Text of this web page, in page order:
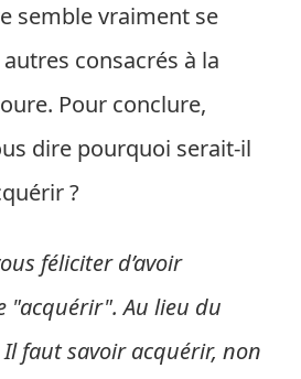
semble vraiment se
consacrés à la
Pour conclure,
dire pourquoi serait-il
?
féliciter d’avoir
"acquérir". Au lieu du
faut savoir acquérir, non